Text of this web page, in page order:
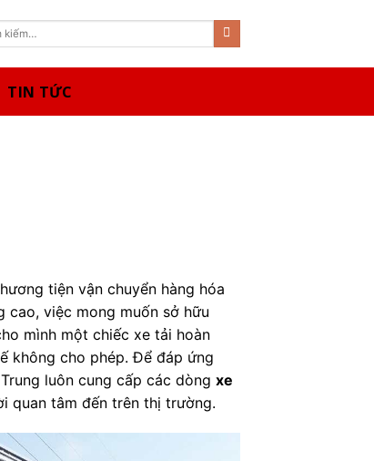
TIN TỨC
tiện vận chuyển hàng hóa
cao, việc mong muốn sở hữu
mình một chiếc xe tải hoàn
không cho phép. Để đáp ứng
luôn cung cấp các dòng xe
quan tâm đến trên thị trường.